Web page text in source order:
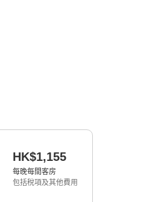
HK$1,155
每晚每間客房
包括稅項及其他費用